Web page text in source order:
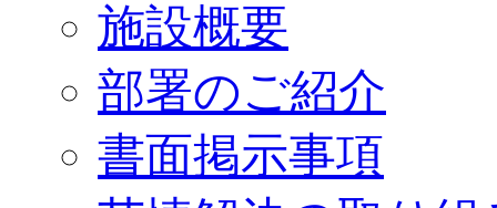
施設概要
部署のご紹介
書面掲示事項